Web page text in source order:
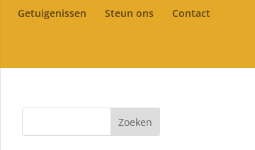
Getuigenissen Steun ons Contact